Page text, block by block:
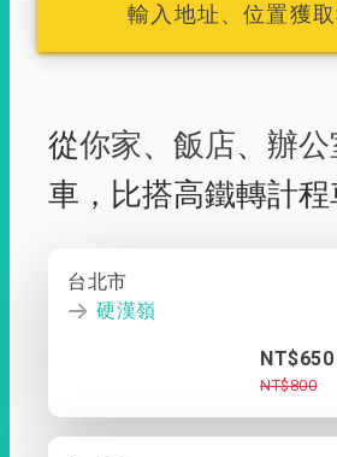
輸入地址、位置獲
從你家、 飯店、 辦公
車， 比搭高鐵轉計
台北市
硬漢嶺
NT$650
NT$800